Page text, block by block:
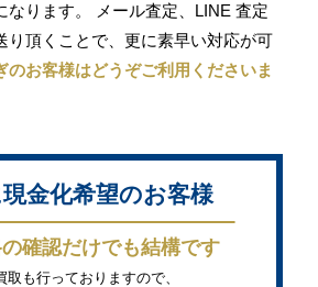
なります。 メール査定、LINE 査定
り頂くことで、更に素早い対応が可
のお客様はどうぞご利用くださいま
金化希望のお客様
確認だけでも結構です
取も行っておりますので、